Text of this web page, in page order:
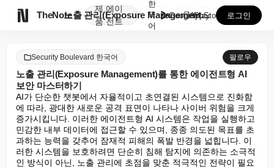
TheNote
제
품
에이
전트
노출 관리(Exposure Management)를 통한...
한
국
어
GooglePlay
AppStore 로그인
Security Boulevard 한국어 팔로우
노출 관리(Exposure Management)를 통한 에이전트형 AI
보안 마스터하기
AI가 단순한 챗봇에서 자율적이고 초연결된 시스템으로 진화함
에 따라, 광대한 새로운 공격 표면이 나타나 사이버 위험을 크게
증가시킵니다. 이러한 에이전트형 AI 시스템은 작업을 실행하고
민감한 내부 데이터에 접근할 수 있으며, 종종 의도된 목표를 초
과하는 능력을 갖추어 잠재적 피해의 폭발 반경을 넓힙니다. 이
러한 시스템을 보호하려면 단순히 침해 탐지에 의존하는 소극적
인 방식이 아닌, 노출 관리에 초점을 맞춘 적극적인 전략이 필요